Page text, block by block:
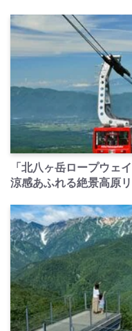
「北八ヶ岳ロープウェ
涼感あふれる絶景高原